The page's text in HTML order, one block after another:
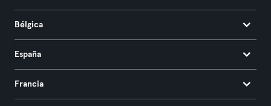
Bélgica
España
Francia